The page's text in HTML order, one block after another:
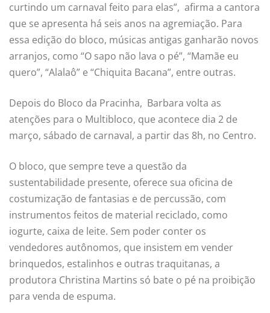
curtindo um carnaval feito para elas”, afirma a cantora
que se apresenta há seis anos na agremiação. Para
essa edição do bloco, músicas antigas ganharão novos
arranjos, como “O sapo não lava o pé”, “Mamãe eu
quero”, “Alalaô” e “Chiquita Bacana”, entre outras.
Depois do Bloco da Pracinha, Barbara volta as
atenções para o Multibloco, que acontece dia 2 de
março, sábado de carnaval, a partir das 8h, no Centro.
O bloco, que sempre teve a questão da
sustentabilidade presente, oferece sua oficina de
costumização de fantasias e de percussão, com
instrumentos feitos de material reciclado, como
iogurte, caixa de leite. Sem poder conter os
vendedores autônomos, que insistem em vender
brinquedos, estalinhos e outras traquitanas, a
produtora Christina Martins só bate o pé na proibição
para venda de espuma.